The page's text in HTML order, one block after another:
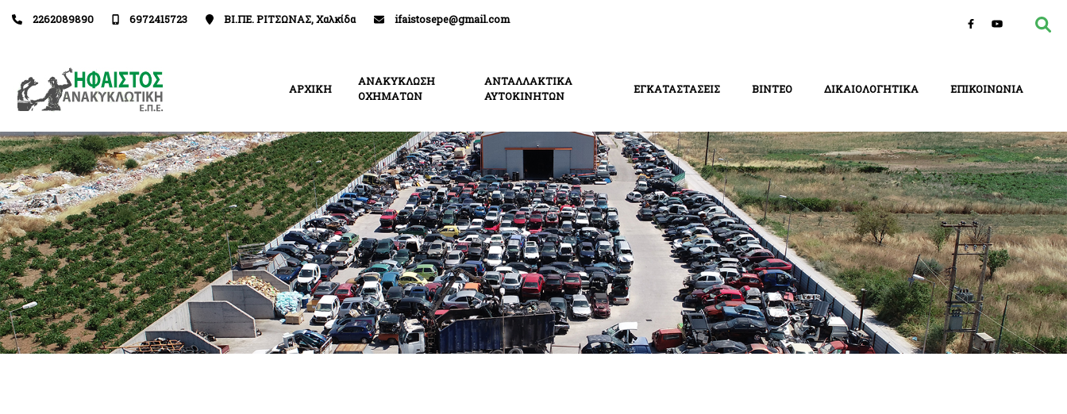
2262089890 6972415723 ΒΙ.ΠΕ. ΡΙΤΣΩΝΑΣ, Χαλκίδα ifaistosepe@gmail.com
ΑΡΧΙΚΗ
ΑΝΑΚΥΚΛΩΣΗ
ΟΧΗΜΑΤΩΝ
ΑΝΤΑΛΛΑΚΤΙΚΑ
ΑΥΤΟΚΙΝΗΤΩΝ
ΕΓΚΑΤΑΣΤΑΣΕΙΣ ΒΙΝΤΕΟ ΔΙΚΑΙΟΛΟΓΗΤΙΚΑ ΕΠΙΚΟΙΝΩΝΙΑ